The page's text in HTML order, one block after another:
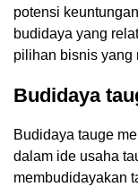
potensi
budidaya yang
pilihan bisnis yang
Budidaya
Budidaya tauge
dalam ide usaha
membudidayakan